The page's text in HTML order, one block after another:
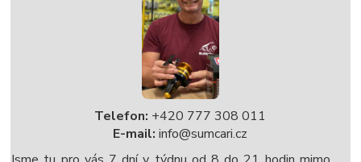
Telefon: +420 777 308 011
E-mail: info@sumcari.cz